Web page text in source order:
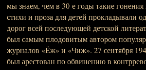
мы знаем, чем в 30-е годы такие гонения
стихи и проза для детей прокладывали
дорог всей последующей детской
был самым плодовитым автором
журналов «Ёж» и «Чиж». 27 сентября
был арестован по обвинению в